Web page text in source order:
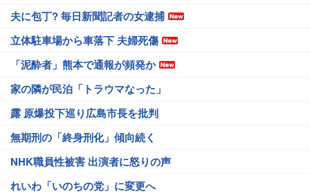
夫に包丁? 毎日新聞記者の女逮捕
立体駐車場から車落下 夫婦死傷
「泥酔者」熊本で通報が頻発か
家の隣が民泊「トラウマなった」
露 原爆投下巡り広島市長を批判
無期刑の「終身刑化」傾向続く
NHK職員性被害 出演者に怒りの声
れいわ「いのちの党」に変更へ